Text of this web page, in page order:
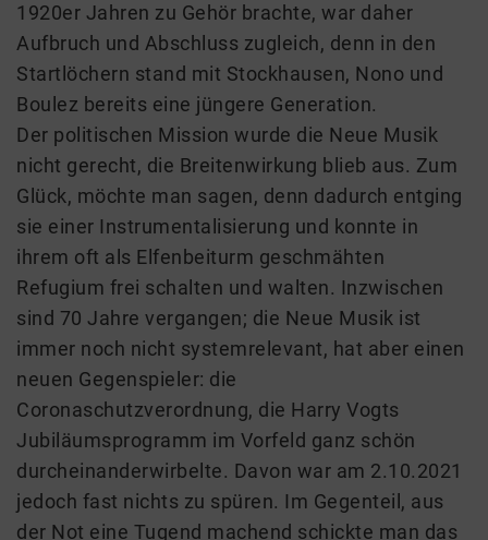
1920er Jahren zu Gehör brachte, war daher
Aufbruch und Abschluss zugleich, denn in den
Startlöchern stand mit Stockhausen, Nono und
Boulez bereits eine jüngere Generation.
Der politischen Mission wurde die Neue Musik
nicht gerecht, die Breitenwirkung blieb aus. Zum
Glück, möchte man sagen, denn dadurch entging
sie einer Instrumentalisierung und konnte in
ihrem oft als Elfenbeiturm geschmähten
Refugium frei schalten und walten. Inzwischen
sind 70 Jahre vergangen; die Neue Musik ist
immer noch nicht systemrelevant, hat aber einen
neuen Gegenspieler: die
Coronaschutzverordnung, die Harry Vogts
Jubiläumsprogramm im Vorfeld ganz schön
durcheinanderwirbelte. Davon war am 2.10.2021
jedoch fast nichts zu spüren. Im Gegenteil, aus
der Not eine Tugend machend schickte man das